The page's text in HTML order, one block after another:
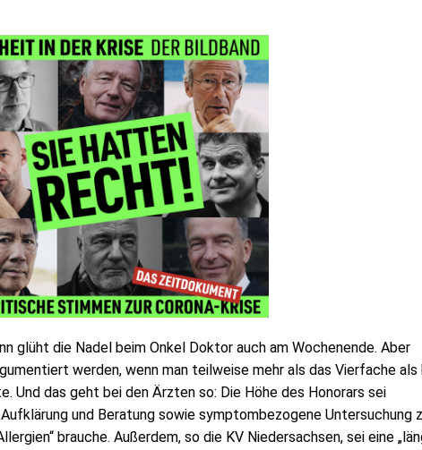
glüht die Nadel beim Onkel Doktor auch am Wochenende. Aber
werden, wenn man teilweise mehr als das Vierfache als
Und das geht bei den Ärzten so: Die Höhe des Honorars sei
und Beratung sowie symptombezogene Untersuchung
brauche. Außerdem, so die KV Niedersachsen, sei eine